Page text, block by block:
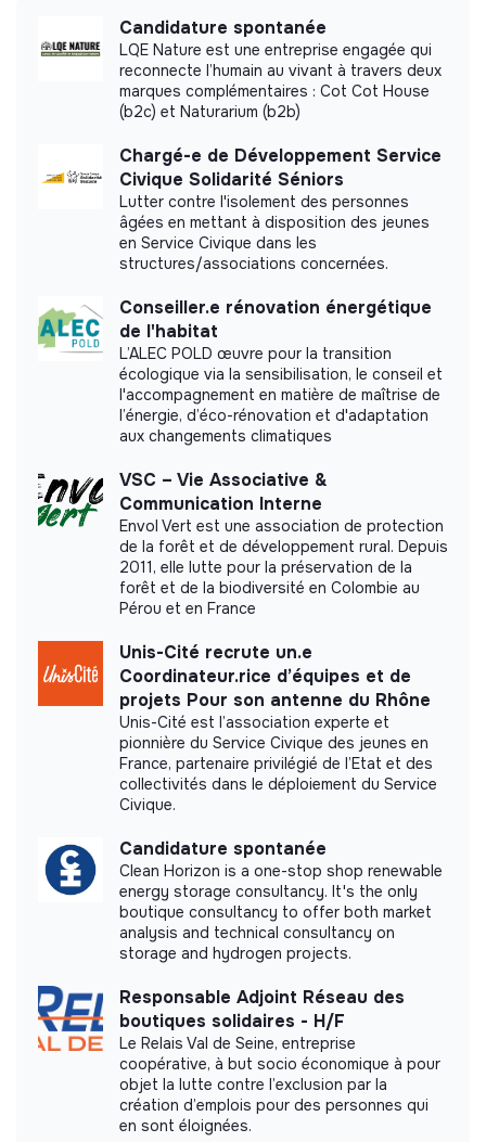
More information
Website
Nonprofit organization
< 15 persons
Associations
Impact study
COORDINATION NATIONALE DU FACE A FACE -
CNFF did not yet communicate its impact
measurement.
Labels and certifications
This structure did not communicate to us the
labels or certifications that it was able to obtain.
Documents
Did not yet add a transparency document.
Candidature spontanée
LQE Nature est une entreprise engagée qui
reconnecte l’humain au vivant à travers deux
marques complémentaires : Cot Cot House
(b2c) et Naturarium (b2b)
Chargé-e de Développement Service
Civique Solidarité Séniors
Lutter contre l'isolement des personnes
âgées en mettant à disposition des jeunes
en Service Civique dans les
structures/associations concernées.
Conseiller.e rénovation énergétique
de l'habitat
L’ALEC POLD œuvre pour la transition
écologique via la sensibilisation, le conseil et
l'accompagnement en matière de maîtrise de
l’énergie, d’éco-rénovation et d'adaptation
aux changements climatiques
VSC – Vie Associative &
Communication Interne
Envol Vert est une association de protection
de la forêt et de développement rural. Depuis
2011, elle lutte pour la préservation de la
forêt et de la biodiversité en Colombie au
Pérou et en France
Unis-Cité recrute un.e
Coordinateur.rice d’équipes et de
projets Pour son antenne du Rhône
Unis-Cité est l’association experte et
pionnière du Service Civique des jeunes en
France, partenaire privilégié de l’Etat et des
collectivités dans le déploiement du Service
Civique.
Candidature spontanée
Clean Horizon is a one-stop shop renewable
energy storage consultancy. It's the only
boutique consultancy to offer both market
analysis and technical consultancy on
storage and hydrogen projects.
Responsable Adjoint Réseau des
boutiques solidaires - H/F
Le Relais Val de Seine, entreprise
coopérative, à but socio économique à pour
objet la lutte contre l’exclusion par la
création d’emplois pour des personnes qui
en sont éloignées.